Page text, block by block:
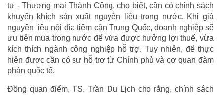
tư - Thương mại Thành Công, cho biết, cần có chính sách
khuyến khích sản xuất nguyên liệu trong nước. Khi giá
nguyên liệu nội địa tiệm cận Trung Quốc, doanh nghiệp sẽ
ưu tiên mua trong nước để vừa được hưởng lợi thuế, vừa
kích thích ngành công nghiệp hỗ trợ. Tuy nhiên, để thực
hiện được cần có sự hỗ trợ từ Chính phủ và cơ quan đàm
phán quốc tế.
Đồng quan điểm, TS. Trần Du Lịch cho rằng, chính sách